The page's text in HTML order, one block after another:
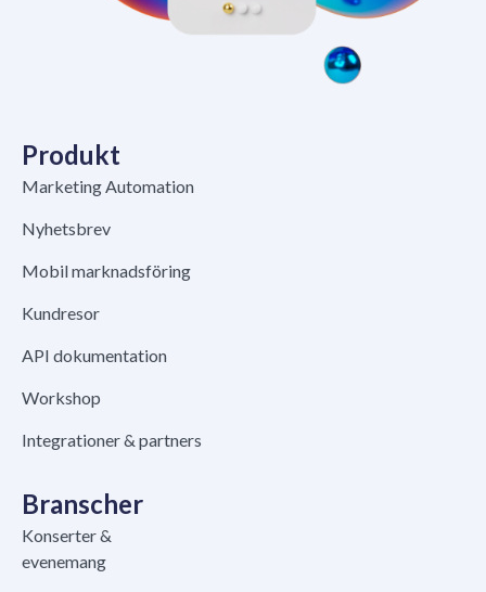
Produkt
Marketing Automation
Nyhetsbrev
Mobil marknadsföring
Kundresor
API dokumentation
Workshop
Integrationer & partners
Branscher
Konserter &
evenemang